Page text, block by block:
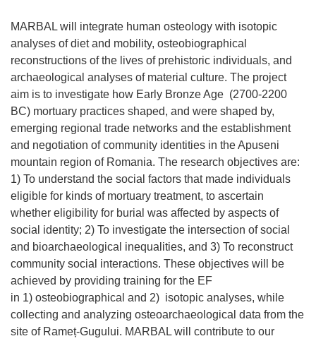
MARBAL will integrate human osteology with isotopic
analyses of diet and mobility, osteobiographical
reconstructions of the lives of prehistoric individuals, and
archaeological analyses of material culture. The project
aim is to investigate how Early Bronze Age (2700-2200
BC) mortuary practices shaped, and were shaped by,
emerging regional trade networks and the establishment
and negotiation of community identities in the Apuseni
mountain region of Romania. The research objectives are:
1) To understand the social factors that made individuals
eligible for kinds of mortuary treatment, to ascertain
whether eligibility for burial was affected by aspects of
social identity; 2) To investigate the intersection of social
and bioarchaeological inequalities, and 3) To reconstruct
community social interactions. These objectives will be
achieved by providing training for the EF
in 1) osteobiographical and 2) isotopic analyses, while
collecting and analyzing osteoarchaeological data from the
site of Rameț-Gugului. MARBAL will contribute to our